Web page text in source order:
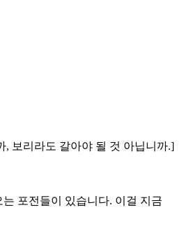
, 보리라도 갈아야 될 것 아닙니까.]
포전들이 있습니다. 이걸 지금